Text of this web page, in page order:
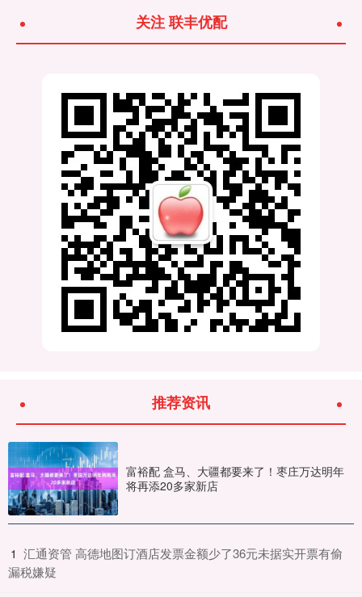
关注 联丰优配
推荐资讯
富裕配 盒马、大疆都要来了！枣庄万达明年
将再添20多家新店
1 ​汇通资管 高德地图订酒店发票金额少了36元未据实开票有偷
漏税嫌疑